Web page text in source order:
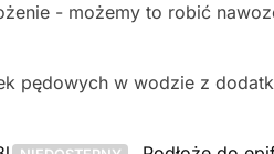
- możemy to robić
pędowych w wodzie z